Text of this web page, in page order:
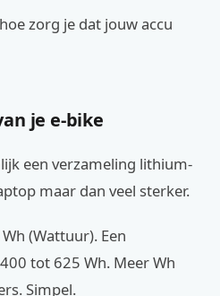
zorg je dat jouw accu
je e-bike
een verzameling lithium-
maar dan veel sterker.
(Wattuur). Een
tot 625 Wh. Meer Wh
Simpel.